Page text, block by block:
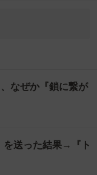
なぜか『鎖に繋が
を送った結果→『ト